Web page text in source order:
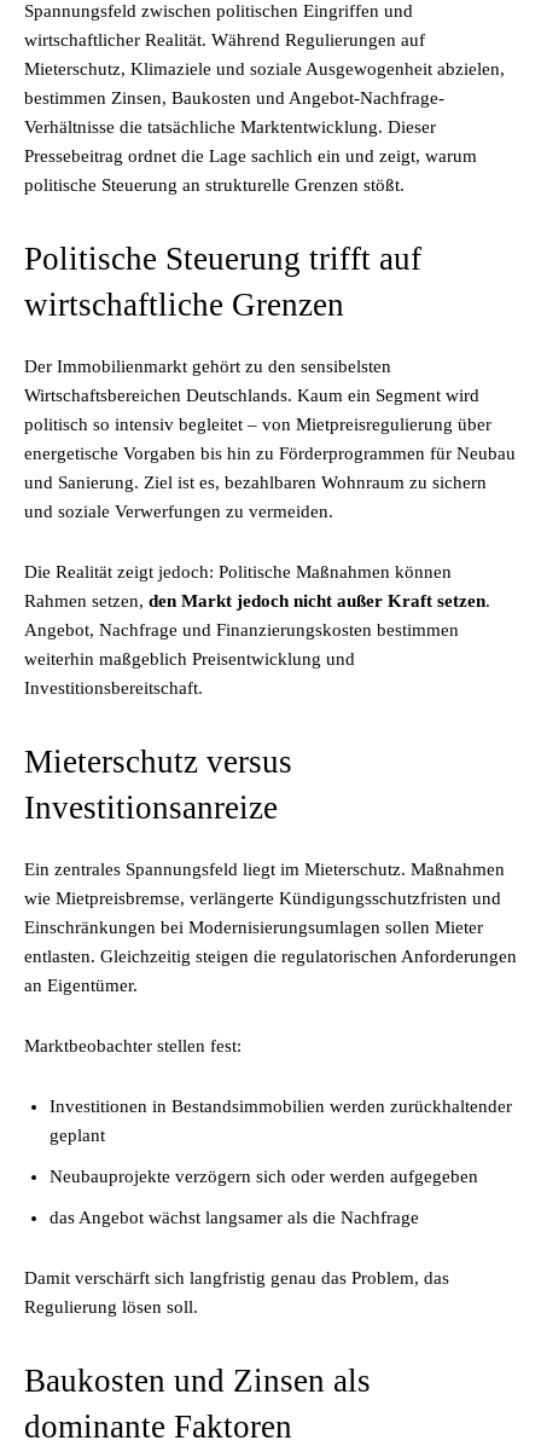
Spannungsfeld zwischen politischen Eingriffen und
wirtschaftlicher Realität. Während Regulierungen auf
Mieterschutz, Klimaziele und soziale Ausgewogenheit abzielen,
bestimmen Zinsen, Baukosten und Angebot-Nachfrage-
Verhältnisse die tatsächliche Marktentwicklung. Dieser
Pressebeitrag ordnet die Lage sachlich ein und zeigt, warum
politische Steuerung an strukturelle Grenzen stößt.
Politische Steuerung trifft auf
wirtschaftliche Grenzen
Der Immobilienmarkt gehört zu den sensibelsten
Wirtschaftsbereichen Deutschlands. Kaum ein Segment wird
politisch so intensiv begleitet – von Mietpreisregulierung über
energetische Vorgaben bis hin zu Förderprogrammen für Neubau
und Sanierung. Ziel ist es, bezahlbaren Wohnraum zu sichern
und soziale Verwerfungen zu vermeiden.
Die Realität zeigt jedoch: Politische Maßnahmen können
Rahmen setzen, den Markt jedoch nicht außer Kraft setzen.
Angebot, Nachfrage und Finanzierungskosten bestimmen
weiterhin maßgeblich Preisentwicklung und
Investitionsbereitschaft.
Mieterschutz versus
Investitionsanreize
Ein zentrales Spannungsfeld liegt im Mieterschutz. Maßnahmen
wie Mietpreisbremse, verlängerte Kündigungsschutzfristen und
Einschränkungen bei Modernisierungsumlagen sollen Mieter
entlasten. Gleichzeitig steigen die regulatorischen Anforderungen
an Eigentümer.
Marktbeobachter stellen fest:
Investitionen in Bestandsimmobilien werden zurückhaltender
geplant
Neubauprojekte verzögern sich oder werden aufgegeben
das Angebot wächst langsamer als die Nachfrage
Damit verschärft sich langfristig genau das Problem, das
Regulierung lösen soll.
Baukosten und Zinsen als
dominante Faktoren